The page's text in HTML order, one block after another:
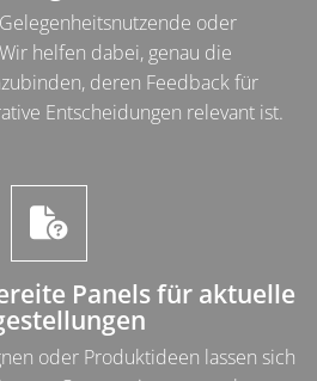
oder
helfen dabei, genau die
deren Feedback für
Entscheidungen relevant ist.
Panels für aktuelle
oder Produktideen lassen sich